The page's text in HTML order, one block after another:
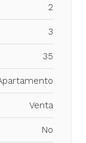
2
3
35
Venta
No